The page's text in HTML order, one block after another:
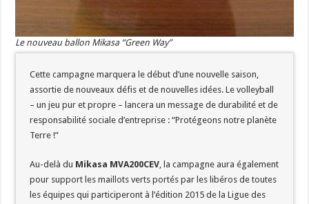
Le nouveau ballon Mikasa “Green Way”
Cette campagne marquera le début d’une nouvelle saison,
assortie de nouveaux défis et de nouvelles idées. Le volleyball
– un jeu pur et propre – lancera un message de durabilité et de
responsabilité sociale d’entreprise : “Protégeons notre planète
Terre !”
Au-delà du Mikasa MVA200CEV, la campagne aura également
pour support les maillots verts portés par les libéros de toutes
les équipes qui participeront à l’édition 2015 de la Ligue des